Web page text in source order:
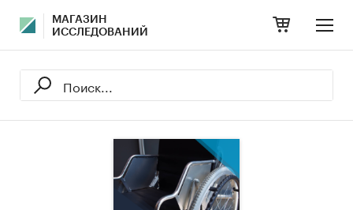
МАГАЗИН
ИССЛЕДОВАНИЙ